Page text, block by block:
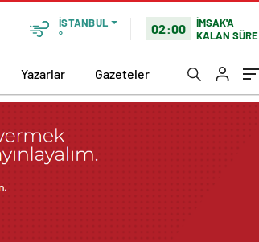
İSTANBUL
°
02:00
İMSAK'A
KALAN SÜRE
Yazarlar Gazeteler